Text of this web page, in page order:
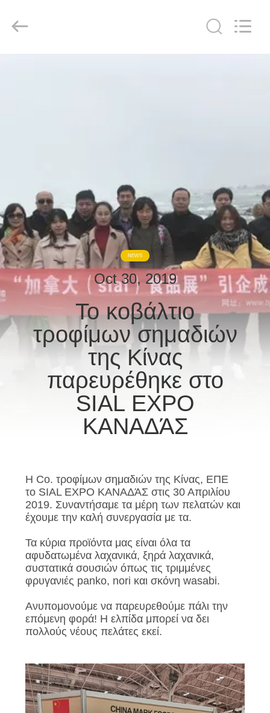
ΕΜΆΣ
ΕΠΙΣΚΈΨΕΙΣ
ΣΤΟ
ΕΡΓΟΣΤΆΣΙΟ
ΈΛΕΓΧΟΣ
ΠΟΙΌΤΗΤΑΣ
ΕΠΙΚΟΙΝΩΝΉΣΤΕ
ΥΠΟΘΈΣΕΙΣ
ΖΗΤΉΣΤΕ
ΜΙΑ
ΠΡΟΣΦΟΡΆ
ΧΆΡΤΗΣ
ΙΣΤΌΤΟΠΟΥ
ΠΟΛΙΤΙΚΉ
ΜΥΣΤΙΚΌΤΗΤΑΣ
TRADING
CO.,LTD..
NEWS
Oct 30, 2019
Το κοβάλτιο
τροφίμων σημαδιών
της Κίνας
παρευρέθηκε στο
SIAL EXPO
ΚΑΝΑΔΆΣ
Η Co. τροφίμων σημαδιών της Κίνας, ΕΠΕ
το SIAL EXPO ΚΑΝΑΔΆΣ στις 30 Απριλίου
2019. Συναντήσαμε τα μέρη των πελατών και
έχουμε την καλή συνεργασία με τα.
Τα κύρια προϊόντα μας είναι όλα τα
αφυδατωμένα λαχανικά, ξηρά λαχανικά,
συστατικά σουσιών όπως τις τριμμένες
φρυγανιές panko, nori και σκόνη wasabi.
Ανυπομονούμε να παρευρεθούμε πάλι την
επόμενη φορά! Η ελπίδα μπορεί να δει
πολλούς νέους πελάτες εκεί.